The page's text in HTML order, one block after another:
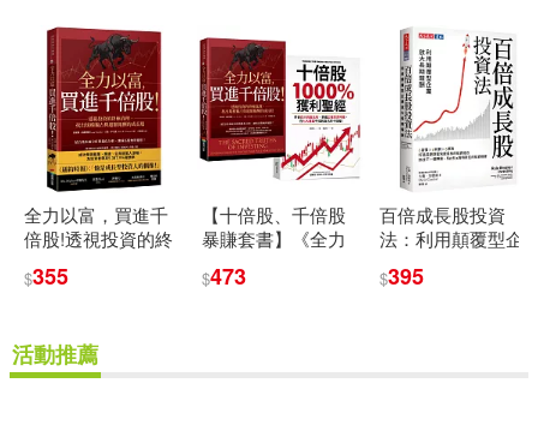
潘玉峰(4) 犬村小六(4)
王克明(4) 王智遠(4)
王若平(4) 珍‧奧斯汀(4)
瑪莉亞．柯妮可娃(4)
天下文化(14)
山東人民出版社(14)
山西人民出版社(14)
悅知文化(14)
全力以富，買進千
倍股!透視投資的終
獨占與超額報酬的
$355
【十倍股、千倍股
暴賺套書】《全力
股!》+《十倍股
$473
百倍成長股投資
法：利用顛覆型企
$395
活動推薦